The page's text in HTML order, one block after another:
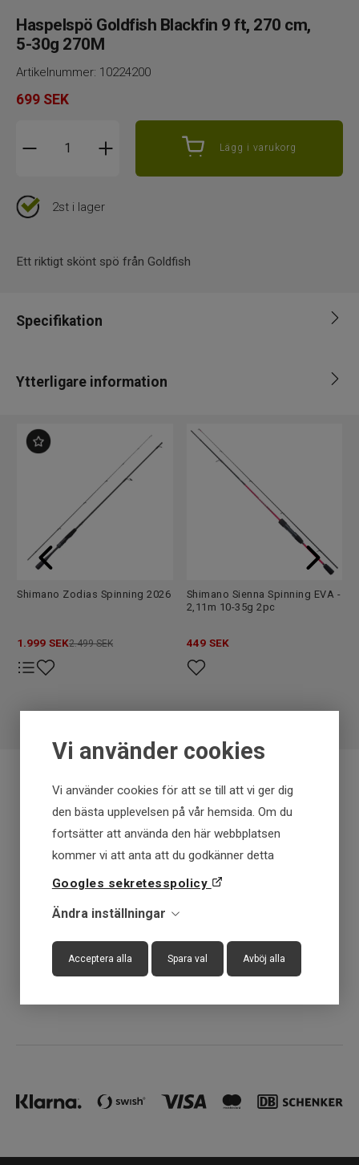
Vi använder cookies
Vi använder cookies för att se till att vi ger dig
den bästa upplevelsen på vår hemsida. Om du
fortsätter att använda den här webbplatsen
kommer vi att anta att du godkänner detta
Googles sekretesspolicy
Ändra inställningar
Acceptera alla Spara val Avböj alla
Haspelspö Goldfish Blackfin 9 ft, 270 cm,
5-30g 270M
Artikelnummer: 10224200
699 SEK
Lägg i varukorg
2st i lager
Ett riktigt skönt spö från Goldfish
Specifikation
Spölängd
spödelar
0-29
Ytterligare information
Leverantör
EAN
7340143708276
Shimano Zodias Spinning 2026
1.999 SEK2.499 SEK
Shimano Sienna Spinning EVA -
2,11m 10-35g 2pc
449 SEK
Fraktfritt över 699 kr
Få först - Betala senare
30 dagar öppet köp